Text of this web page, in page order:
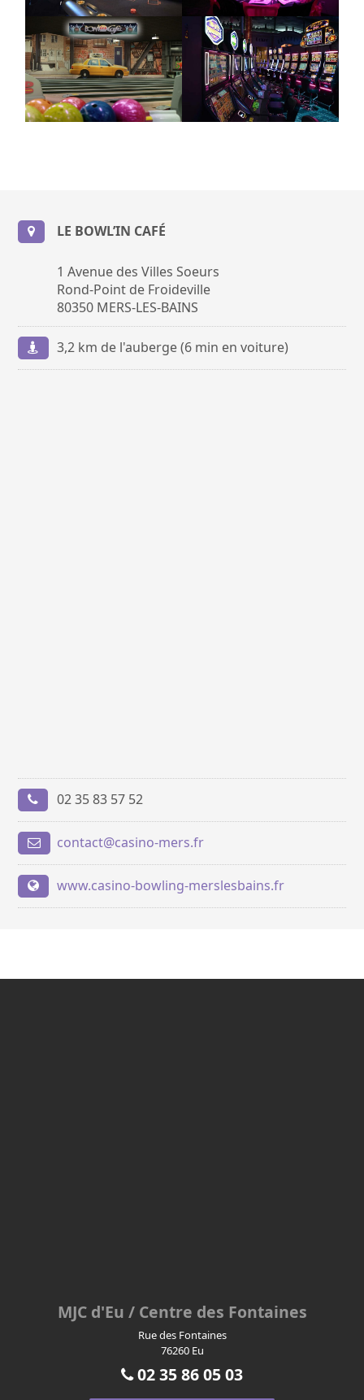
LE BOWL’IN CAFÉ
1 Avenue des Villes Soeurs
Rond-Point de Froideville
80350 MERS-LES-BAINS
3,2 km de l'auberge (6 min en voiture)
02 35 83 57 52
contact@casino-mers.fr
www.casino-bowling-merslesbains.fr
MJC d'Eu / Centre des Fontaines
Rue des Fontaines
76260 Eu
02 35 86 05 03